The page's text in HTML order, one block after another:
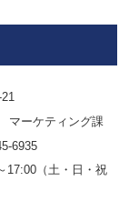
ティング課
6935
（土・日・祝